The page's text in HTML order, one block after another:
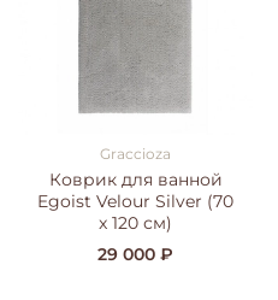
Graccioza
Коврик для ванной
Egoist Velour Silver (70
x 120 см)
29 000 ₽